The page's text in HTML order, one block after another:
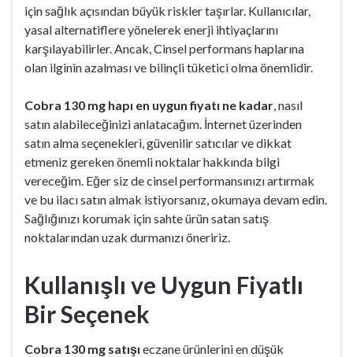
için sağlık açısından büyük riskler taşırlar. Kullanıcılar,
yasal alternatiflere yönelerek enerji ihtiyaçlarını
karşılayabilirler. Ancak, Cinsel performans haplarına
olan ilginin azalması ve bilinçli tüketici olma önemlidir.
Cobra 130 mg hapı en uygun fiyatı ne kadar , nasıl
satın alabileceğinizi anlatacağım. İnternet üzerinden
satın alma seçenekleri, güvenilir satıcılar ve dikkat
etmeniz gereken önemli noktalar hakkında bilgi
vereceğim. Eğer siz de cinsel performansınızı artırmak
ve bu ilacı satın almak istiyorsanız, okumaya devam edin.
Sağlığınızı korumak için sahte ürün satan satış
noktalarından uzak durmanızı öneririz.
Kullanışlı ve Uygun Fiyatlı
Bir Seçenek
Cobra 130 mg satışı eczane ürünlerini en düşük